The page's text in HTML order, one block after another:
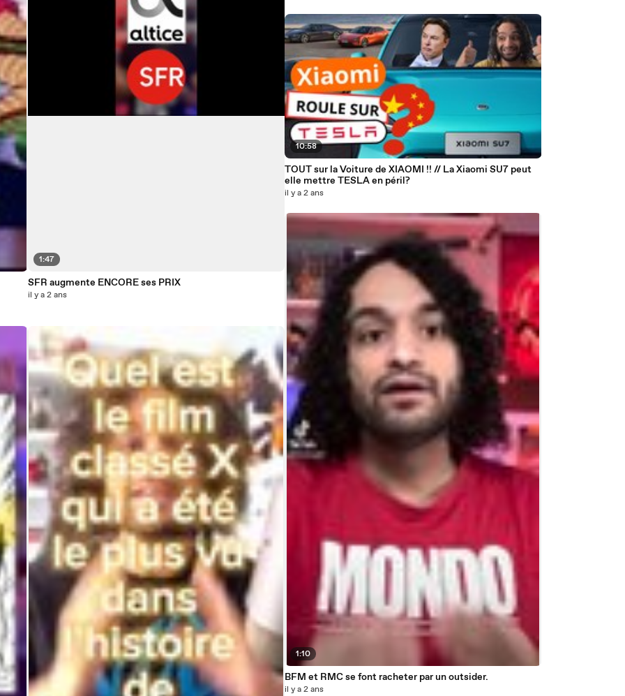
1:47
SFR augmente ENCORE ses PRIX
il y a 2 ans
10:58
TOUT sur la Voiture de XIAOMI !! // La Xiaomi SU7 peut
elle mettre TESLA en péril?
il y a 2 ans
1:10
BFM et RMC se font racheter par un outsider.
il y a 2 ans